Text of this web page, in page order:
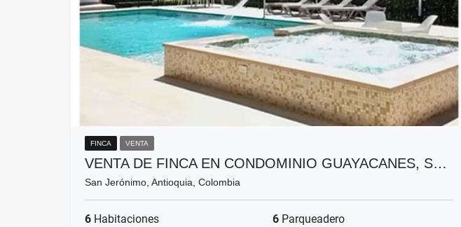
FINCA VENTA
VENTA DE FINCA EN CONDOMINIO GUAYACANES, S…
San Jerónimo, Antioquia, Colombia
6 Habitaciones 6 Parqueadero